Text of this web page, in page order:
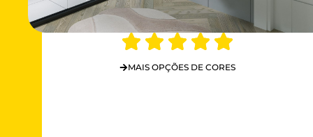
MAIS OPÇÕES DE CORES